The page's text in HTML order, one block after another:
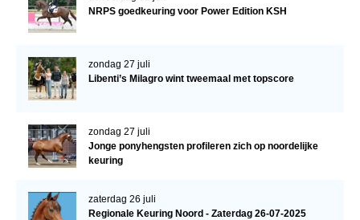
NRPS goedkeuring voor Power Edition KSH
zondag 27 juli
Libenti’s Milagro wint tweemaal met topscore
zondag 27 juli
Jonge ponyhengsten profileren zich op noordelijke
keuring
zaterdag 26 juli
Regionale Keuring Noord - Zaterdag 26-07-2025